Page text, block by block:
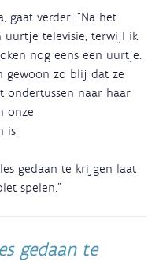
gaat verder: “Na het
uurtje televisie, terwijl ik
nog eens een uurtje.
gewoon zo blij dat ze
ondertussen naar haar
onze
is.
gedaan te krijgen laat
spelen.”
gedaan te